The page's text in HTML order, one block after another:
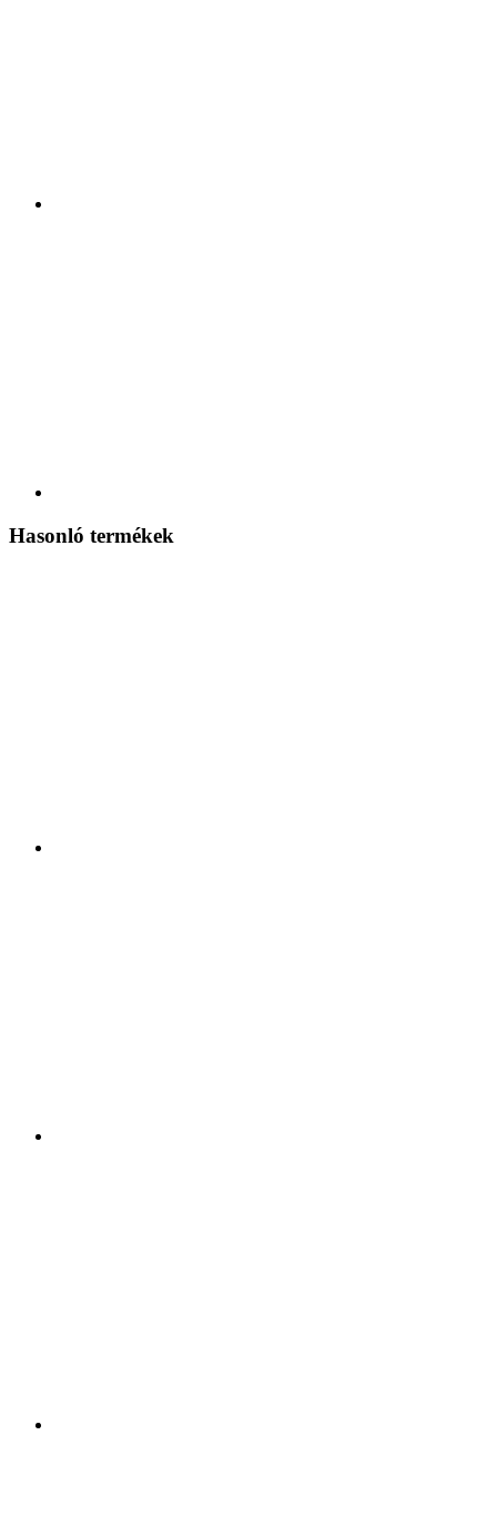
Hasonló termékek